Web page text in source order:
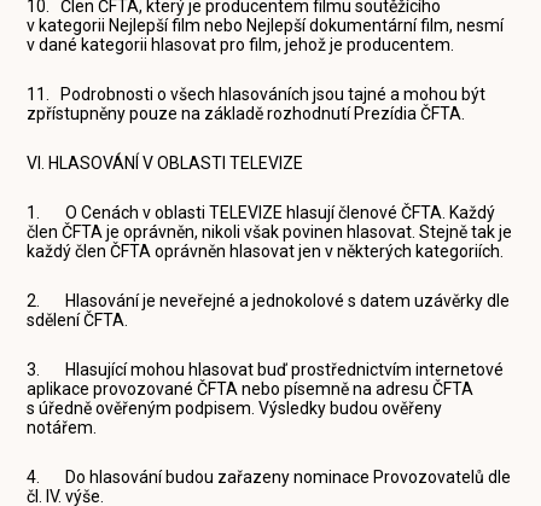
10. Člen ČFTA, který je producentem filmu soutěžícího
v kategorii Nejlepší film nebo Nejlepší dokumentární film, nesmí
v dané kategorii hlasovat pro film, jehož je producentem.
11. Podrobnosti o všech hlasováních jsou tajné a mohou být
zpřístupněny pouze na základě rozhodnutí Prezídia ČFTA.
VI. HLASOVÁNÍ V OBLASTI TELEVIZE
1. O Cenách v oblasti TELEVIZE hlasují členové ČFTA. Každý
člen ČFTA je oprávněn, nikoli však povinen hlasovat. Stejně tak je
každý člen ČFTA oprávněn hlasovat jen v některých kategoriích.
2. Hlasování je neveřejné a jednokolové s datem uzávěrky dle
sdělení ČFTA.
3. Hlasující mohou hlasovat buď prostřednictvím internetové
aplikace provozované ČFTA nebo písemně na adresu ČFTA
s úředně ověřeným podpisem. Výsledky budou ověřeny
notářem.
4. Do hlasování budou zařazeny nominace Provozovatelů dle
čl. IV. výše.